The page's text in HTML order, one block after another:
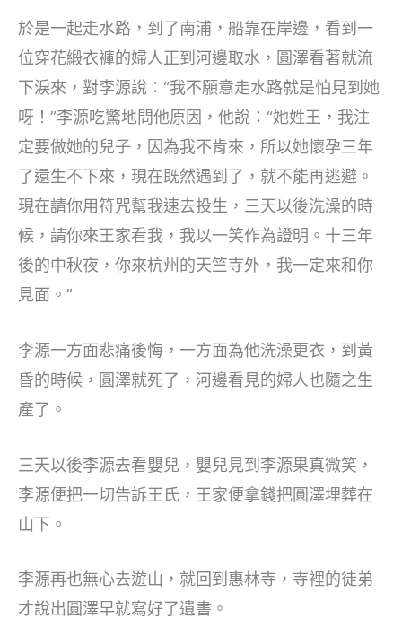
於是一起走水路，到了南浦，船靠在岸邊，看到一
位穿花緞衣褲的婦人正到河邊取水，圓澤看著就流
下淚來，對李源說：“我不願意走水路就是怕見到她
呀！”李源吃驚地問他原因，他說：“她姓王，我注
定要做她的兒子，因為我不肯來，所以她懷孕三年
了還生不下來，現在既然遇到了，就不能再逃避。
現在請你用符咒幫我速去投生，三天以後洗澡的時
候，請你來王家看我，我以一笑作為證明。十三年
後的中秋夜，你來杭州的天竺寺外，我一定來和你
見面。”
李源一方面悲痛後悔，一方面為他洗澡更衣，到黃
昏的時候，圓澤就死了，河邊看見的婦人也隨之生
產了。
三天以後李源去看嬰兒，嬰兒見到李源果真微笑，
李源便把一切告訴王氏，王家便拿錢把圓澤埋葬在
山下。
李源再也無心去遊山，就回到惠林寺，寺裡的徒弟
才說出圓澤早就寫好了遺書。